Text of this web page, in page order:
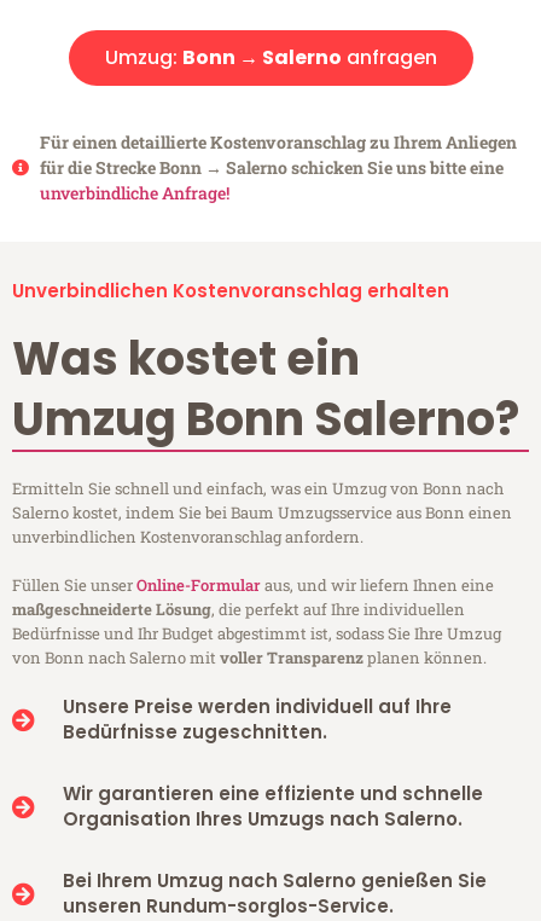
Umzug: Bonn → Salerno anfragen
Für einen detaillierte Kostenvoranschlag zu Ihrem Anliegen
für die Strecke Bonn → Salerno schicken Sie uns bitte eine
unverbindliche Anfrage!
Unverbindlichen Kostenvoranschlag erhalten
Was kostet ein
Umzug Bonn Salerno?
Ermitteln Sie schnell und einfach, was ein Umzug von Bonn nach
Salerno kostet, indem Sie bei Baum Umzugsservice aus Bonn einen
unverbindlichen Kostenvoranschlag anfordern.
Füllen Sie unserOnline-Formularaus, und wir liefern Ihnen eine
maßgeschneiderte Lösung, die perfekt auf Ihre individuellen
Bedürfnisse und Ihr Budget abgestimmt ist, sodass Sie Ihre Umzug
von Bonn nach Salerno mitvoller Transparenzplanen können.
Unsere Preise werden individuell auf Ihre
Bedürfnisse zugeschnitten.
Wir garantieren eine effiziente und schnelle
Organisation Ihres Umzugs nach Salerno.
Bei Ihrem Umzug nach Salerno genießen Sie
unseren Rundum-sorglos-Service.